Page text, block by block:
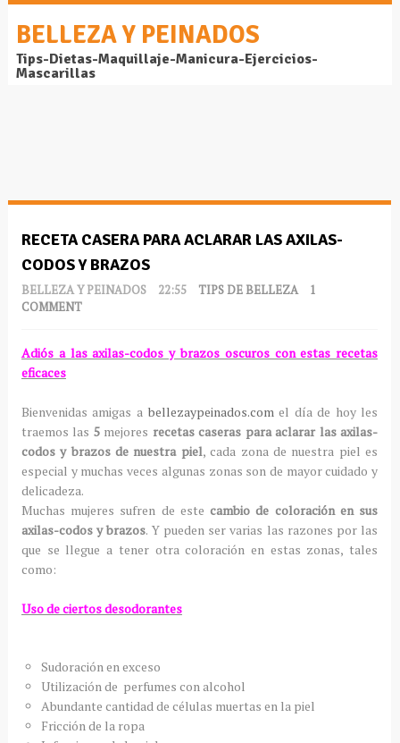
BELLEZA Y PEINADOS
Tips-Dietas-Maquillaje-Manicura-Ejercicios-
Mascarillas
RECETA CASERA PARA ACLARAR LAS AXILAS-
CODOS Y BRAZOS
BELLEZA Y PEINADOS 22:55 TIPS DE BELLEZA
1
COMMENT
Adiós a las axilas-codos y brazos oscuros con estas recetas
eficaces
Bienvenidas amigas a bellezaypeinados.comel día de hoy les
traemos las 5 mejores recetas caseras para aclarar las axilas-
codos y brazos de nuestra piel, cada zona de nuestra piel es
especial y muchas veces algunas zonas son de mayor cuidado y
delicadeza.
Muchas mujeres sufren de estecambio de coloración en sus
axilas-codos y brazos. Y pueden ser varias las razones por las
que se llegue a tener otra coloración en estas zonas, tales
como:
Uso de ciertos desodorantes
Sudoración en exceso
Utilización de perfumes con alcohol
Abundante cantidad de células muertas en la piel
Fricción de la ropa